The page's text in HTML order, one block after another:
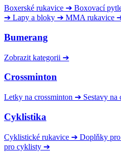
Boxerské rukavice ➔ Boxovací
➔ Lapy a bloky ➔ MMA rukavice
Bumerang
Zobrazit kategorii ➔
Crossminton
Letky na crossminton ➔ Sestavy na
Cyklistika
Cyklistické rukavice ➔ Doplňky
pro cyklisty ➔